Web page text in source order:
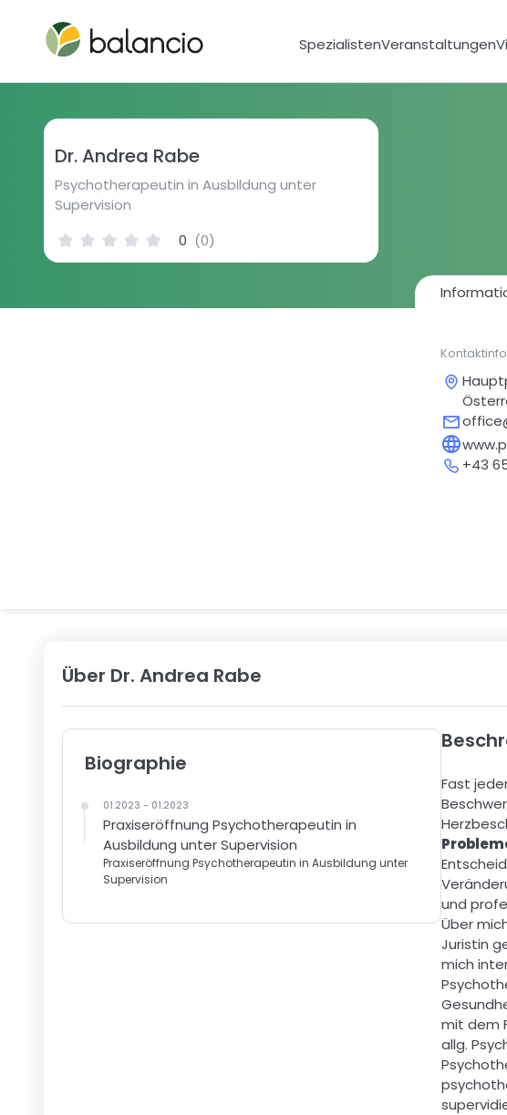
SpezialistenVeranstaltungen
Dr. Andrea Rabe
Psychotherapeutin in Ausbildung unter
Supervision
0 (0)
+43
Über Dr. Andrea Rabe
Biographie
01.2023 - 01.2023
Praxiseröffnung Psychotherapeutin in
Ausbildung unter Supervision
Praxiseröffnung Psychotherapeutin in Ausbildung unter
Supervision
Fast
und
Über
Juristin
mich
mit dem
allg.